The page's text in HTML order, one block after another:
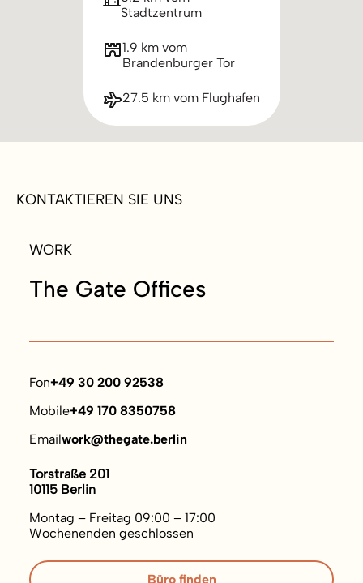
Stadtzentrum
1.9 km vom
Brandenburger Tor
27.5 km vom Flughafen
KONTAKTIEREN SIE UNS
WORK
The Gate Offices
Fon+49 30 200 92538
Mobile+49 170 8350758
Emailwork@thegate.berlin
Torstraße 201
10115 Berlin
Montag – Freitag 09:00 – 17:00
Wochenenden geschlossen
Büro finden